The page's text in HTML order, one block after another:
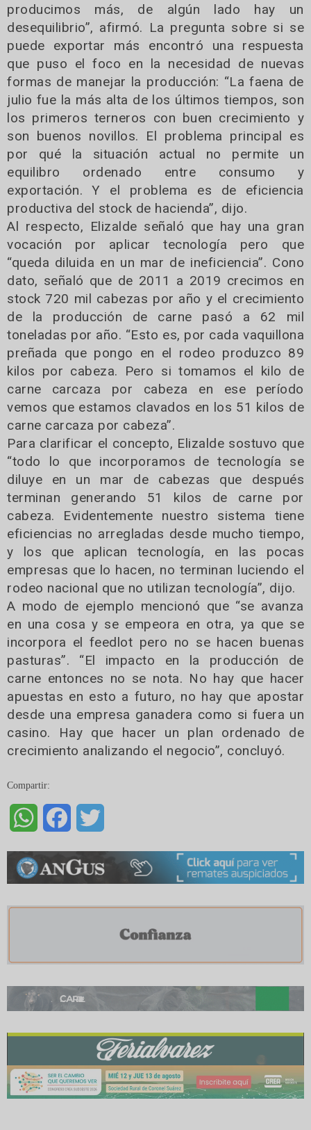
producimos más, de algún lado hay un
desequilibrio”, afirmó. La pregunta sobre si se
puede exportar más encontró una respuesta
que puso el foco en la necesidad de nuevas
formas de manejar la producción: “La faena de
julio fue la más alta de los últimos tiempos, son
los primeros terneros con buen crecimiento y
son buenos novillos. El problema principal es
por qué la situación actual no permite un
equilibro ordenado entre consumo y
exportación. Y el problema es de eficiencia
productiva del stock de hacienda”, dijo.
Al respecto, Elizalde señaló que hay una gran
vocación por aplicar tecnología pero que
“queda diluida en un mar de ineficiencia”. Cono
dato, señaló que de 2011 a 2019 crecimos en
stock 720 mil cabezas por año y el crecimiento
de la producción de carne pasó a 62 mil
toneladas por año. “Esto es, por cada vaquillona
preñada que pongo en el rodeo produzco 89
kilos por cabeza. Pero si tomamos el kilo de
carne carcaza por cabeza en ese período
vemos que estamos clavados en los 51 kilos de
carne carcaza por cabeza”.
Para clarificar el concepto, Elizalde sostuvo que
“todo lo que incorporamos de tecnología se
diluye en un mar de cabezas que después
terminan generando 51 kilos de carne por
cabeza. Evidentemente nuestro sistema tiene
eficiencias no arregladas desde mucho tiempo,
y los que aplican tecnología, en las pocas
empresas que lo hacen, no terminan luciendo el
rodeo nacional que no utilizan tecnología”, dijo.
A modo de ejemplo mencionó que “se avanza
en una cosa y se empeora en otra, ya que se
incorpora el feedlot pero no se hacen buenas
pasturas”. “El impacto en la producción de
carne entonces no se nota. No hay que hacer
apuestas en esto a futuro, no hay que apostar
desde una empresa ganadera como si fuera un
casino. Hay que hacer un plan ordenado de
crecimiento analizando el negocio”, concluyó.
Compartir:
WhatsAppFacebook